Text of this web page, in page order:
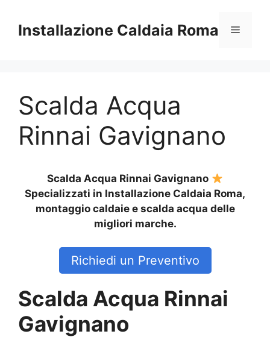
contenuto
Installazione Caldaia Roma Menu
Scalda Acqua
Rinnai Gavignano
Scalda Acqua Rinnai Gavignano
Specializzati in Installazione Caldaia Roma,
montaggio caldaie e scalda acqua delle
migliori marche.
Richiedi un Preventivo
Scalda Acqua Rinnai
Gavignano